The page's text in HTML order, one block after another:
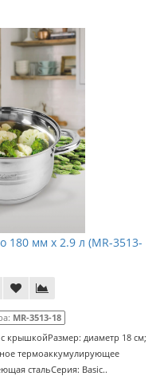
мм x 2.9 л (MR-3513-
MR-3513-18
крышкойРазмер: диаметр 18 см;
термоаккумулирующее
стальСерия: Basic..